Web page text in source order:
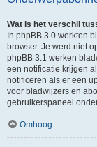
Wat is het verschil
In phpBB 3.0 werkten
browser. Je werd niet
phpBB 3.1 werken
een notificatie krijgen
notificeren als er een
voor bladwijzers en
gebruikerspaneel
Omhoog